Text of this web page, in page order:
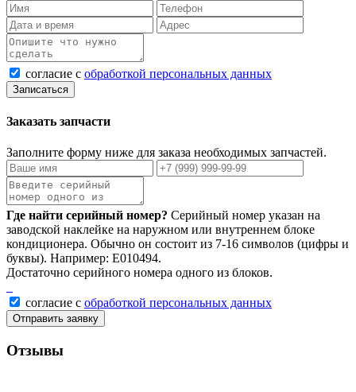
согласие с обработкой персональных данных
Записаться
Заказать запчасти
Заполните форму ниже для заказа необходимых запчастей.
Где найти серийный номер? Серийный номер указан на
заводской наклейке на наружном или внутреннем блоке
кондиционера. Обычно он состоит из 7-16 символов (цифры и
буквы). Например: E010494.
Достаточно серийного номера одного из блоков.
согласие с обработкой персональных данных
Отправить заявку
Отзывы